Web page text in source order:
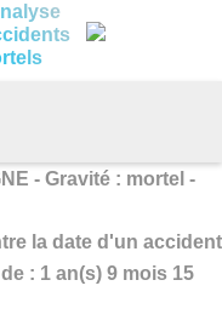
- Gravité : mortel -
la date d'un accident
: 1 an(s) 9 mois 15